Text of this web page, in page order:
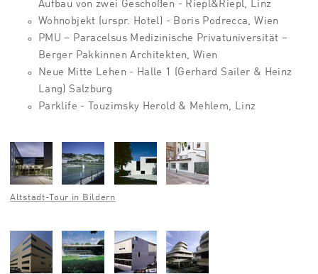
Aufbau von zwei Geschoßen - Riepl&Riepl, Linz
Wohnobjekt (urspr. Hotel) - Boris Podrecca, Wien
PMU – Paracelsus Medizinische Privatuniversität –
Berger Pakkinnen Architekten, Wien
Neue Mitte Lehen - Halle 1 (Gerhard Sailer & Heinz
Lang) Salzburg
Parklife - Touzimsky Herold & Mehlem, Linz
Altstadt-Tour in Bildern